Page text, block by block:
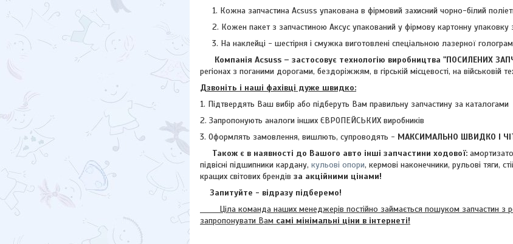
Кожна запчастина Acsuss упакована в фірмовий захисний чорно-білий
Кожен пакет з запчастиною Аксус упакований у фірмову картонну упаковку
На наклейці - шестірня і смужка виготовлені спеціальною лазерної
Компанія Acsuss – застосовує технологію виробництва "ПОСИЛЕНИХ
регіонах з поганими дорогами, бездоріжжям, в гірській місцевості, на військовій
Дзвоніть і наші фахівці дуже швидко:
1. Підтвердять Ваш вибір або підберуть Вам правильну запчастину за каталогами
2. Запропонують аналоги інших ЄВРОПЕЙСЬКИХ виробників
3. Оформлять замовлення, вишлють, супроводять - МАКСИМАЛЬНО ШВИДКО І
Також є в наявності до Вашого авто інші запчастини ходової:
підвісні підшипники кардану, кульові опори, кермові наконечники, рульові тяги,
кращих світових брендів за акційними цінами!
Запитуйте - відразу підберемо!
Ціла команда наших менеджерів постійно займається пошуком запчастин з
запропонувати Вам самі мінімальні ціни в інтернеті!